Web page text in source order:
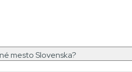
mesto Slovenska?